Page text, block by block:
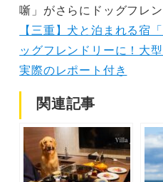
噺」がさらにドッグフレ
【三重】犬と泊まれる宿
ッグフレンドリーに！大
実際のレポート付き
関連記事